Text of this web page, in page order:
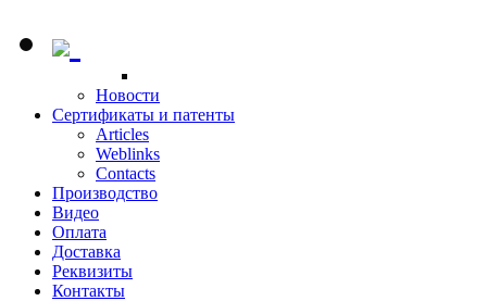
Новости
Сертификаты и патенты
Articles
Weblinks
Contacts
Производство
Видео
Оплата
Доставка
Реквизиты
Контакты